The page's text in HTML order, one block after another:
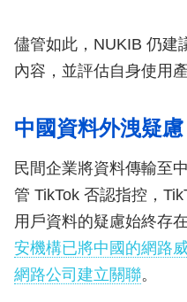
儘管如此，NUKIB 仍建
內容，並評估自身使用
中國資料外洩疑慮
民間企業將資料傳輸至
管 TikTok 否認指控，
用戶資料的疑慮始終存
安機構已將中國的網路
網路公司建立關聯。